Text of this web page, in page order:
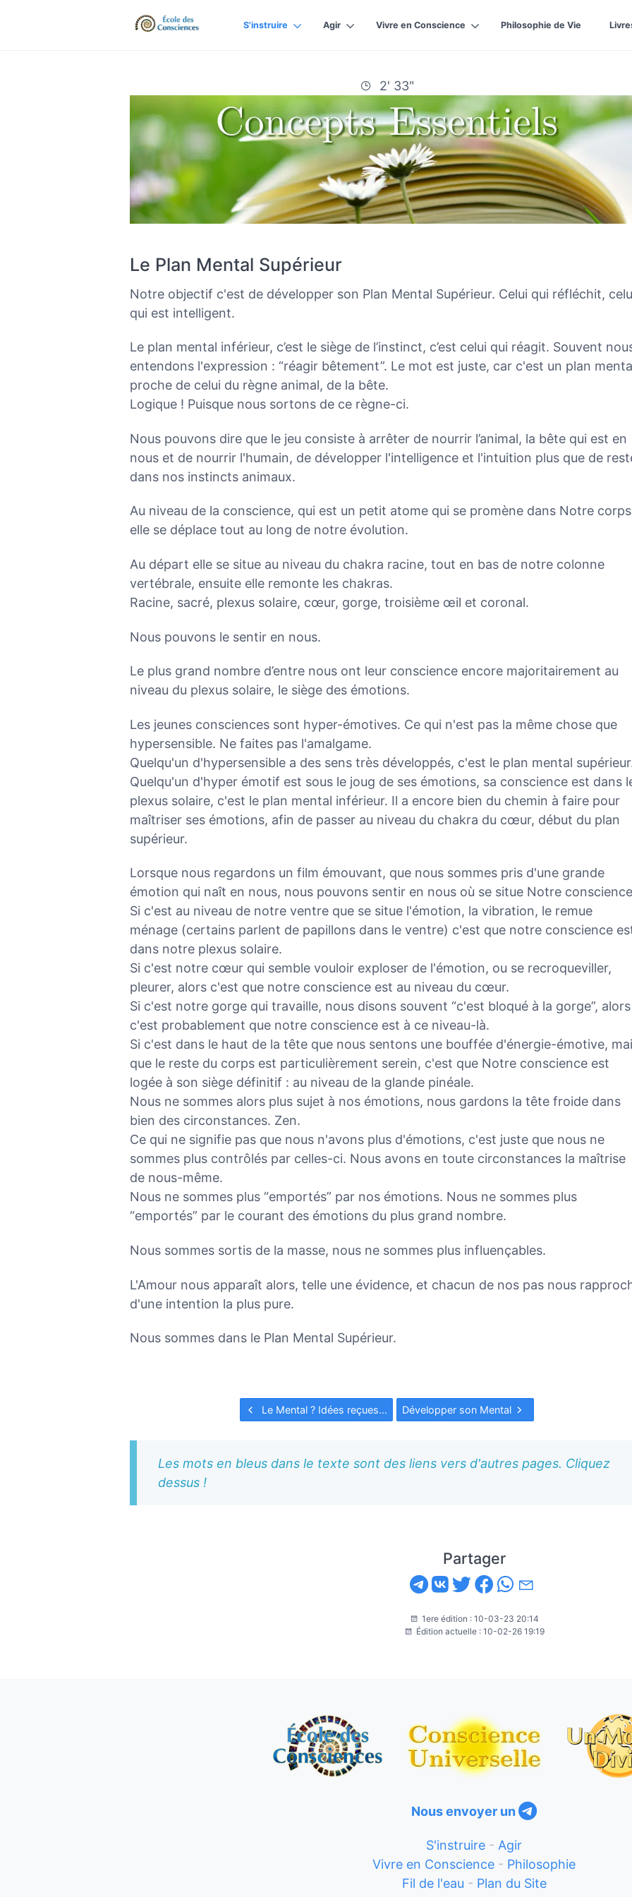
S'instruire Agir Vivre en Conscience Philosophie de Vie
2' 33"
Le Plan Mental Supérieur
Notre objectif c'est de développer son Plan Mental Supérieur. Celui qui réfléchit,
qui est intelligent.
Le plan mental inférieur, c’est le siège de l’instinct, c’est celui qui réagit. Souvent
entendons l'expression : “réagir bêtement”. Le mot est juste, car c'est un plan
proche de celui du règne animal, de la bête.
Logique ! Puisque nous sortons de ce règne-ci.
Nous pouvons dire que le jeu consiste à arrêter de nourrir l’animal, la bête qui est en
nous et de nourrir l'humain, de développer l'intelligence et l'intuition plus que de
dans nos instincts animaux.
Au niveau de la conscience, qui est un petit atome qui se promène dans Notre
elle se déplace tout au long de notre évolution.
Au départ elle se situe au niveau du chakra racine, tout en bas de notre colonne
vertébrale, ensuite elle remonte les chakras.
Racine, sacré, plexus solaire, cœur, gorge, troisième œil et coronal.
Nous pouvons le sentir en nous.
Le plus grand nombre d’entre nous ont leur conscience encore majoritairement au
niveau du plexus solaire, le siège des émotions.
Les jeunes consciences sont hyper-émotives. Ce qui n'est pas la même chose que
hypersensible. Ne faites pas l'amalgame.
Quelqu'un d'hypersensible a des sens très développés, c'est le plan mental
Quelqu'un d'hyper émotif est sous le joug de ses émotions, sa conscience est dans
plexus solaire, c'est le plan mental inférieur. Il a encore bien du chemin à faire pour
maîtriser ses émotions, afin de passer au niveau du chakra du cœur, début du plan
supérieur.
Lorsque nous regardons un film émouvant, que nous sommes pris d'une grande
émotion qui naît en nous, nous pouvons sentir en nous où se situe Notre
Si c'est au niveau de notre ventre que se situe l'émotion, la vibration, le remue
ménage (certains parlent de papillons dans le ventre) c'est que notre conscience
dans notre plexus solaire.
Si c'est notre cœur qui semble vouloir exploser de l'émotion, ou se recroqueviller,
pleurer, alors c'est que notre conscience est au niveau du cœur.
Si c'est notre gorge qui travaille, nous disons souvent “c'est bloqué à la gorge”, alors
c'est probablement que notre conscience est à ce niveau-là.
Si c'est dans le haut de la tête que nous sentons une bouffée d'énergie-émotive,
que le reste du corps est particulièrement serein, c'est que Notre conscience est
logée à son siège définitif : au niveau de la glande pinéale.
Nous ne sommes alors plus sujet à nos émotions, nous gardons la tête froide dans
bien des circonstances. Zen.
Ce qui ne signifie pas que nous n'avons plus d'émotions, c'est juste que nous ne
sommes plus contrôlés par celles-ci. Nous avons en toute circonstances la maîtrise
de nous-même.
Nous ne sommes plus “emportés” par nos émotions. Nous ne sommes plus
“emportés” par le courant des émotions du plus grand nombre.
Nous sommes sortis de la masse, nous ne sommes plus influençables.
L'Amour nous apparaît alors, telle une évidence, et chacun de nos pas nous
d'une intention la plus pure.
Nous sommes dans le Plan Mental Supérieur.
Le Mental ? Idées reçues… Développer son Mental
Les mots en bleus dans le texte sont des liens vers d'autres pages. Cliquez
dessus !
Partager
1ere édition : 10-03-23 20:14
Édition actuelle : 10-02-26 19:19
Nous envoyer un
S'instruire - Agir
Vivre en Conscience - Philosophie
Fil de l'eau - Plan du Site